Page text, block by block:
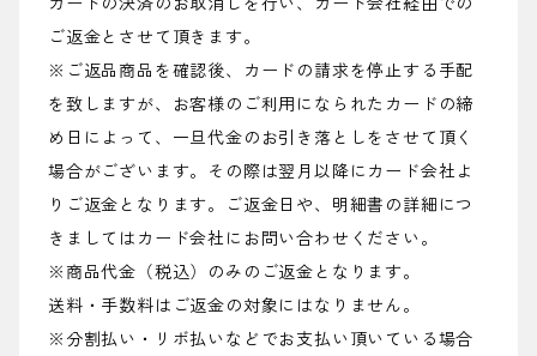
ご返金とさせて頂きます。
※ご返品商品を確認後、カードの請求を停止する手配
を致しますが、お客様のご利用になられたカードの締
め日によって、一旦代金のお引き落としをさせて頂く
場合がございます。その際は翌月以降にカード会社よ
りご返金となります。ご返金日や、明細書の詳細につ
きましてはカード会社にお問い合わせください。
※商品代金（税込）のみのご返金となります。
送料・手数料はご返金の対象にはなりません。
※分割払い・リボ払いなどでお支払い頂いている場合